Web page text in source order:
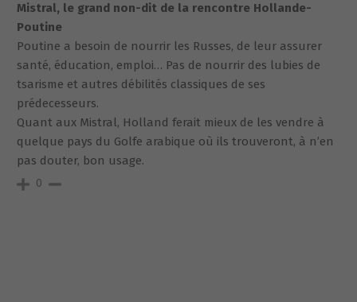
Mistral, le grand non-dit de la rencontre Hollande-
Poutine
Poutine a besoin de nourrir les Russes, de leur assurer
santé, éducation, emploi… Pas de nourrir des lubies de
tsarisme et autres débilités classiques de ses
prédecesseurs.
Quant aux Mistral, Holland ferait mieux de les vendre à
quelque pays du Golfe arabique où ils trouveront, à n’en
pas douter, bon usage.
0